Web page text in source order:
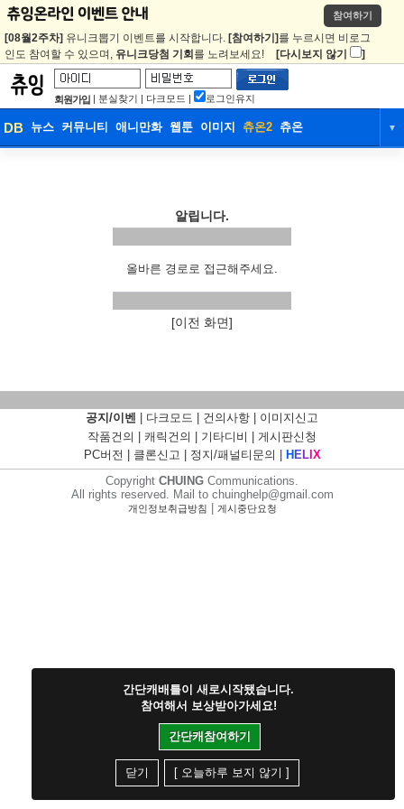
참여하기
[08월2주차] 유니크뽑기 이벤트를 시작합니다. [참여하기] 를 누르시면 비로그
인도 참여할 수 있으며, 유니크당첨 기회 를 노려보세요! [다시보지 않기 ]
회원가입 | 분실찾기 | 다크모드 | 로그인유지
DB 뉴스 커뮤니티 애니만화 웹툰 이미지 츄온2 츄온 ▼
알립니다.
올바른 경로로 접근해주세요.
[이전 화면]
공지/이벤 다크모드 건의사항
이미지신고
작품건의
캐릭건의 기타디비
게시판신청
PC버전
클론신고 정지/패널티문의 H ELI X
Copyright CHUING Communications.
All rights reserved. Mail to chuinghelp@gmail.com
개인정보취급방침 게시중단요청
간단캐배틀이 새로시작됐습니다.
참여해서 보상받아가세요!
간단캐참여하기
닫기 [ 오늘하루 보지 않기 ]